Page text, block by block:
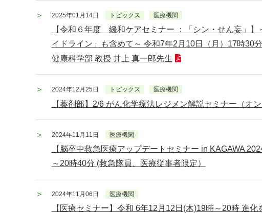
2025年01月14日 トピックス 医療機関
【令和６年度 緩和ケアセミナー ：「シン・せん妄」
イドライン」も含めて～ 令和7年2月10日（月）17時30
健康科学部 教授 井上 真一郎先生
2024年12月25日 トピックス 医療機関
【薬剤部】2/6 がん化学療法レジメン解説セミナー（オ
2024年11月11日 医療機関
【脳卒中救急医療アップデートセミナー in KAGAWA
～20時40分 (救急隊員、医療従事者限定）
2024年11月06日 医療機関
【医療セミナー】令和 6年12月12日(木)19時～20時 進